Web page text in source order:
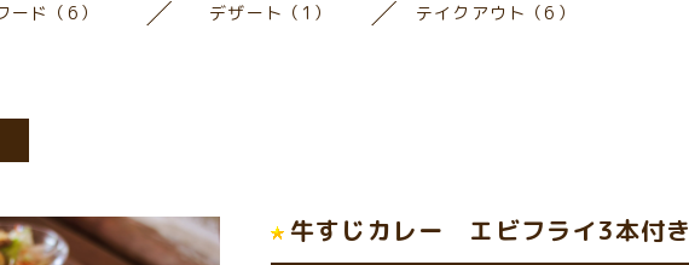
ード（6） デザート（1） テイクアウト（6）
牛すじカレー エビフライ3本付き